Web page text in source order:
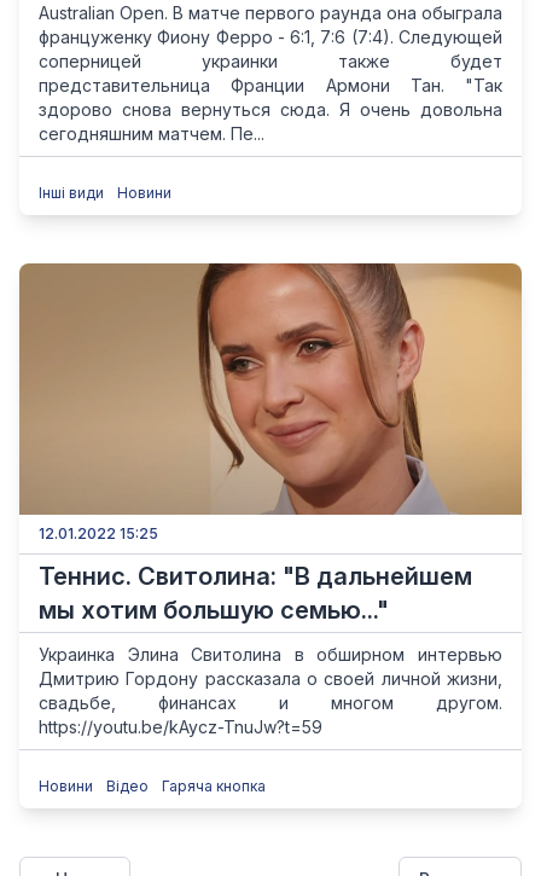
Australian Open. В матче первого раунда она обыграла
француженку Фиону Ферро - 6:1, 7:6 (7:4). Следующей
соперницей украинки также будет
представительница Франции Армони Тан. "Так
здорово снова вернуться сюда. Я очень довольна
сегодняшним матчем. Пе...
Інші види Новини
12.01.2022 15:25
Теннис. Свитолина: "В дальнейшем
мы хотим большую семью..."
Украинка Элина Свитолина в обширном интервью
Дмитрию Гордону рассказала о своей личной жизни,
свадьбе, финансах и многом другом.
https://youtu.be/kAycz-TnuJw?t=59
Новини Відео Гаряча кнопка